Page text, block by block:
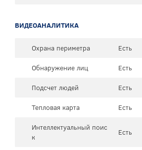
ВИДЕОАНАЛИТИКА
Охрана периметра
Есть
Обнаружение лиц
Есть
Подсчет людей
Есть
Тепловая карта
Есть
Интеллектуальный поис
к
Есть